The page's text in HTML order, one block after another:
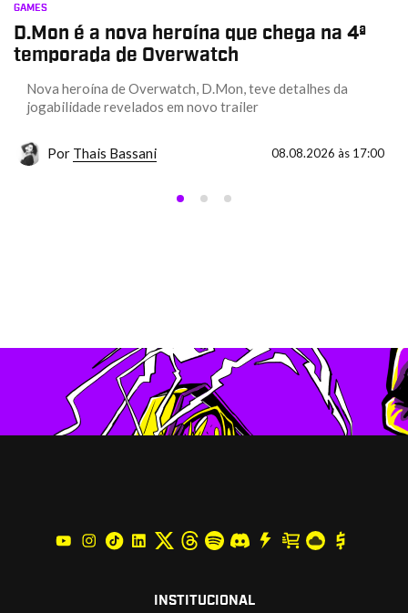
GAMES
D.Mon é a nova heroína que chega na 4ª
temporada de Overwatch
Nova heroína de Overwatch, D.Mon, teve detalhes da
jogabilidade revelados em novo trailer
Por Thais Bassani 08.08.2026 às 17:00
INSTITUCIONAL